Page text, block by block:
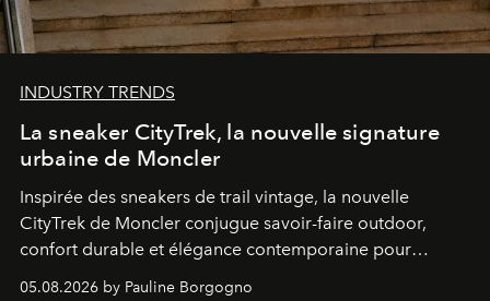
INDUSTRY TRENDS
La sneaker CityTrek, la nouvelle signature
urbaine de Moncler
Inspirée des sneakers de trail vintage, la nouvelle
CityTrek de Moncler conjugue savoir-faire outdoor,
confort durable et élégance contemporaine pour
accompagner les explorations du quotidien.
05.08.2026 by Pauline Borgogno